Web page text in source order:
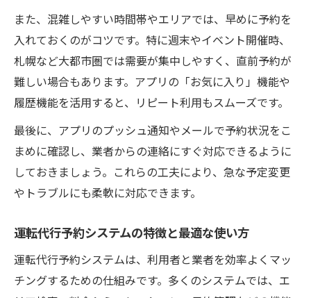
また、混雑しやすい時間帯やエリアでは、早めに予約を
入れておくのがコツです。特に週末やイベント開催時、
札幌など大都市圏では需要が集中しやすく、直前予約が
難しい場合もあります。アプリの「お気に入り」機能や
履歴機能を活用すると、リピート利用もスムーズです。
最後に、アプリのプッシュ通知やメールで予約状況をこ
まめに確認し、業者からの連絡にすぐ対応できるように
しておきましょう。これらの工夫により、急な予定変更
やトラブルにも柔軟に対応できます。
運転代行予約システムの特徴と最適な使い方
運転代行予約システムは、利用者と業者を効率よくマッ
チングするための仕組みです。多くのシステムでは、エ